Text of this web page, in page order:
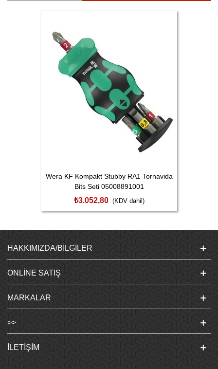
Wera KF Kompakt Stubby RA1 Tornavida
Bits Seti 05008891001
₺3.052,80 (KDV dahil)
HAKKIMIZDA/BILGILER
ONLINE SATIŞ
MARKALAR
>>
İLETIŞIM